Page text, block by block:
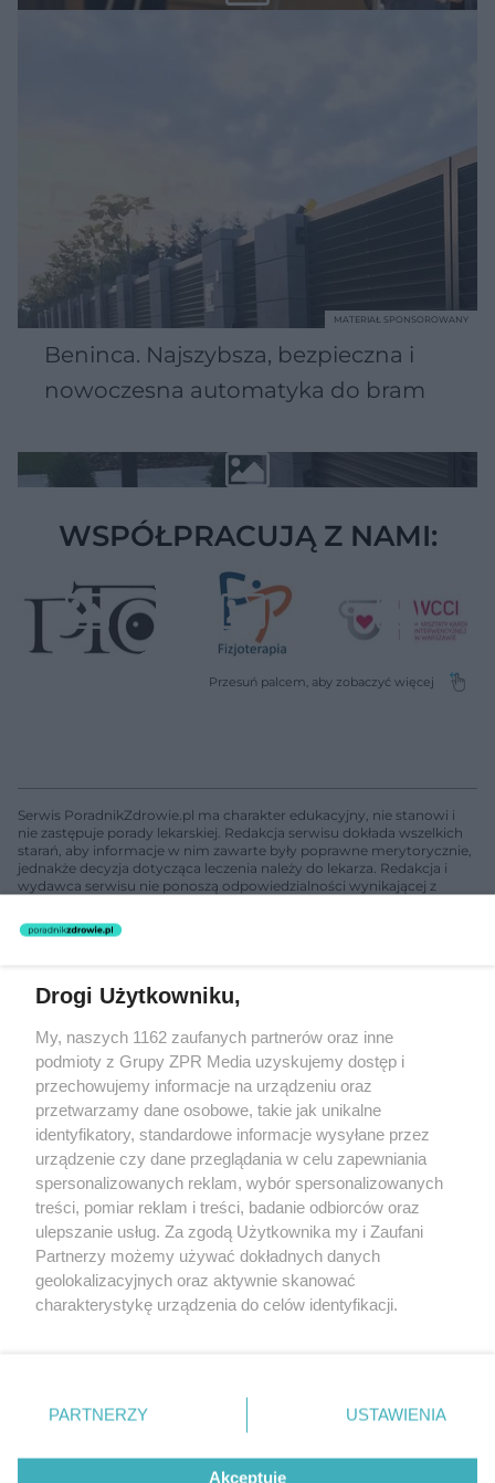
Beninca. Najszybsza, bezpieczna i
nowoczesna automatyka do bram
MATERIAŁ SPONSOROWANY
WSPÓŁPRACUJĄ Z NAMI:
Serwis PoradnikZdrowie.pl ma charakter edukacyjny, nie stanowi i
nie zastępuje porady lekarskiej. Redakcja serwisu dokłada wszelkich
starań, aby informacje w nim zawarte były poprawne merytorycznie,
jednakże decyzja dotycząca leczenia należy do lekarza. Redakcja i
wydawca serwisu nie ponoszą odpowiedzialności wynikającej z
nie prowadzi działalności leczniczej polegającej na udzielaniu
świadczeń zdrowotnych w rozumieniu art. 3 ust 1 ustawy o
Żaden utwór zamieszczony w serwisie nie może być powielany i
rozpowszechniany lub dalej rozpowszechniany w jakikolwiek sposób
(w tym także elektroniczny lub mechaniczny) na jakimkolwiek polu
eksploatacji w jakiejkolwiek formie, włącznie z umieszczaniem w
Internecie bez pisemnej zgody właściciela praw. Jakiekolwiek użycie
lub wykorzystanie utworów w całości lub w części z naruszeniem
prawa, tzn. bez właściwej zgody, jest zabronione pod groźbą kary i
może być ścigane prawnie.
O nas
Nasze serwisy
Drogi Użytkowniku,
My, naszych 1162 zaufanych partnerów oraz inne
podmioty z Grupy ZPR Media uzyskujemy dostęp i
przechowujemy informacje na urządzeniu oraz
przetwarzamy dane osobowe, takie jak unikalne
identyfikatory, standardowe informacje wysyłane przez
urządzenie czy dane przeglądania w celu zapewniania
spersonalizowanych reklam, wybór spersonalizowanych
treści, pomiar reklam i treści, badanie odbiorców oraz
ulepszanie usług. Za zgodą Użytkownika my i Zaufani
Partnerzy możemy używać dokładnych danych
geolokalizacyjnych oraz aktywnie skanować
charakterystykę urządzenia do celów identyfikacji.
zmienić/wycofać klikając przycisk ustawień prywatności
znajdujący się w lewym dolnym rogu strony
rodzaje przetwarzania danych nie wymagają zgody
użytkownika, ale masz prawo sprzeciwić się takiemu
PARTNERZY USTAWIENIA
Akceptuję